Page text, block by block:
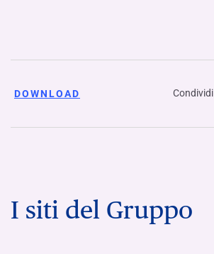
DOWNLOAD Condividi
I siti del Gruppo